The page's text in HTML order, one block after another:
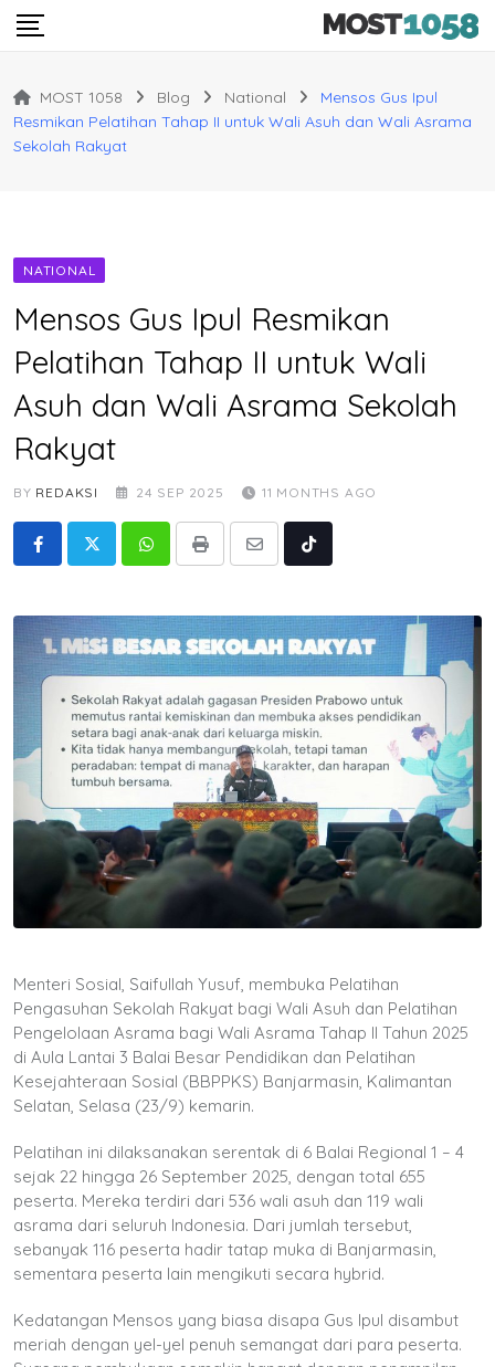
Skip
MOST 1058 Blog National
Mensos Gus Ipul
Resmikan Pelatihan Tahap II untuk Wali Asuh dan Wali Asrama
Sekolah Rakyat
NATIONAL
Mensos Gus Ipul Resmikan
Pelatihan Tahap II untuk Wali
Asuh dan Wali Asrama Sekolah
Rakyat
BY REDAKSI 24 SEP 2025 11 MONTHS AGO
WhatsappPrint
Share
Tiktok
Menteri Sosial, Saifullah Yusuf, membuka Pelatihan
Pengasuhan Sekolah Rakyat bagi Wali Asuh dan Pelatihan
Pengelolaan Asrama bagi Wali Asrama Tahap II Tahun 2025
di Aula Lantai 3 Balai Besar Pendidikan dan Pelatihan
Kesejahteraan Sosial (BBPPKS) Banjarmasin, Kalimantan
Selatan, Selasa (23/9) kemarin.
Pelatihan ini dilaksanakan serentak di 6 Balai Regional 1 – 4
sejak 22 hingga 26 September 2025, dengan total 655
peserta. Mereka terdiri dari 536 wali asuh dan 119 wali
asrama dari seluruh Indonesia. Dari jumlah tersebut,
sebanyak 116 peserta hadir tatap muka di Banjarmasin,
sementara peserta lain mengikuti secara hybrid.
Kedatangan Mensos yang biasa disapa Gus Ipul disambut
meriah dengan yel-yel penuh semangat dari para peserta.